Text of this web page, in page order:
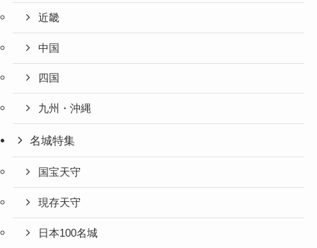
近畿
中国
四国
九州・沖縄
名城特集
国宝天守
現存天守
日本100名城